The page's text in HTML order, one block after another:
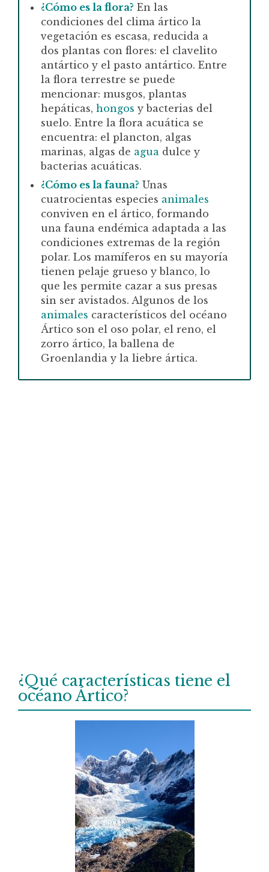
¿Cómo es la flora? En las
condiciones del clima ártico la
vegetación es escasa, reducida a
dos plantas con flores: el clavelito
antártico y el pasto antártico. Entre
la flora terrestre se puede
mencionar: musgos, plantas
hepáticas, hongos y bacterias del
suelo. Entre la flora acuática se
encuentra: el plancton, algas
marinas, algas de agua dulce y
bacterias acuáticas.
¿Cómo es la fauna? Unas
cuatrocientas especies animales
conviven en el ártico, formando
una fauna endémica adaptada a las
condiciones extremas de la región
polar. Los mamíferos en su mayoría
tienen pelaje grueso y blanco, lo
que les permite cazar a sus presas
sin ser avistados. Algunos de los
animales característicos del océano
Ártico son el oso polar, el reno, el
zorro ártico, la ballena de
Groenlandia y la liebre ártica.
¿Qué características tiene el
océano Ártico?